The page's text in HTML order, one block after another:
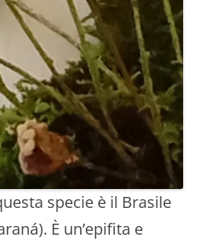
specie è il Brasile
È un’epifita e